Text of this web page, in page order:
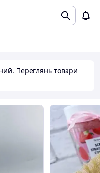
Переглянь товари